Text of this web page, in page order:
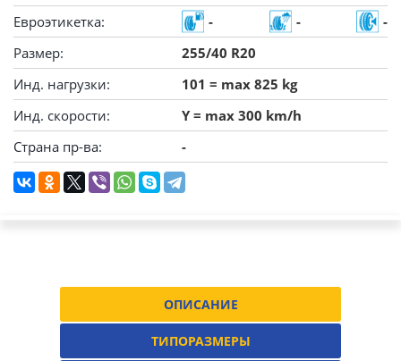
Евроэтикетка:
- -
-
Размер:
255/40 R20
Инд. нагрузки:
101 = max 825 kg
Инд. скорости:
Y = max 300 km/h
Страна пр-ва:
-
ОПИСАНИЕ
ТИПОРАЗМЕРЫ